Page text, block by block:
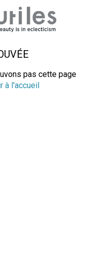
pas cette page
à l'accueil